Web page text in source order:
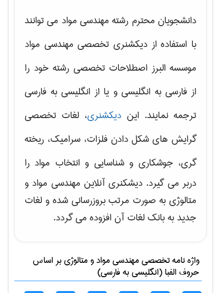
دانشجویان محترم رشته مهندسی مواد می توانند
با استفاده از دیکشنری تخصصی مهندسی مواد
موسسه البرز اصطلاحات تخصصی رشته خود را
از فارسی به انگلیسی و یا از انگلیسی به فارسی
ترجمه نمایند. این دیکشنری، لغات تخصصی
گرایش های شکل دادن فلزات، سرامیک، ریخته
گری، جوشکاری و شناسایی و انتخاب مواد را
دربر می گیرد. دیشکنری آنلاین مهندسی مواد و
متالوژی به صورت مرتب بروزرسانی شده و لغات
جدید به بانک لغات آن افزوده می گردد.
واژه نامه تخصصیمهندسی مواد و متالوژیبر اساس
حروف الفبا (انگلیسی به فارسی)